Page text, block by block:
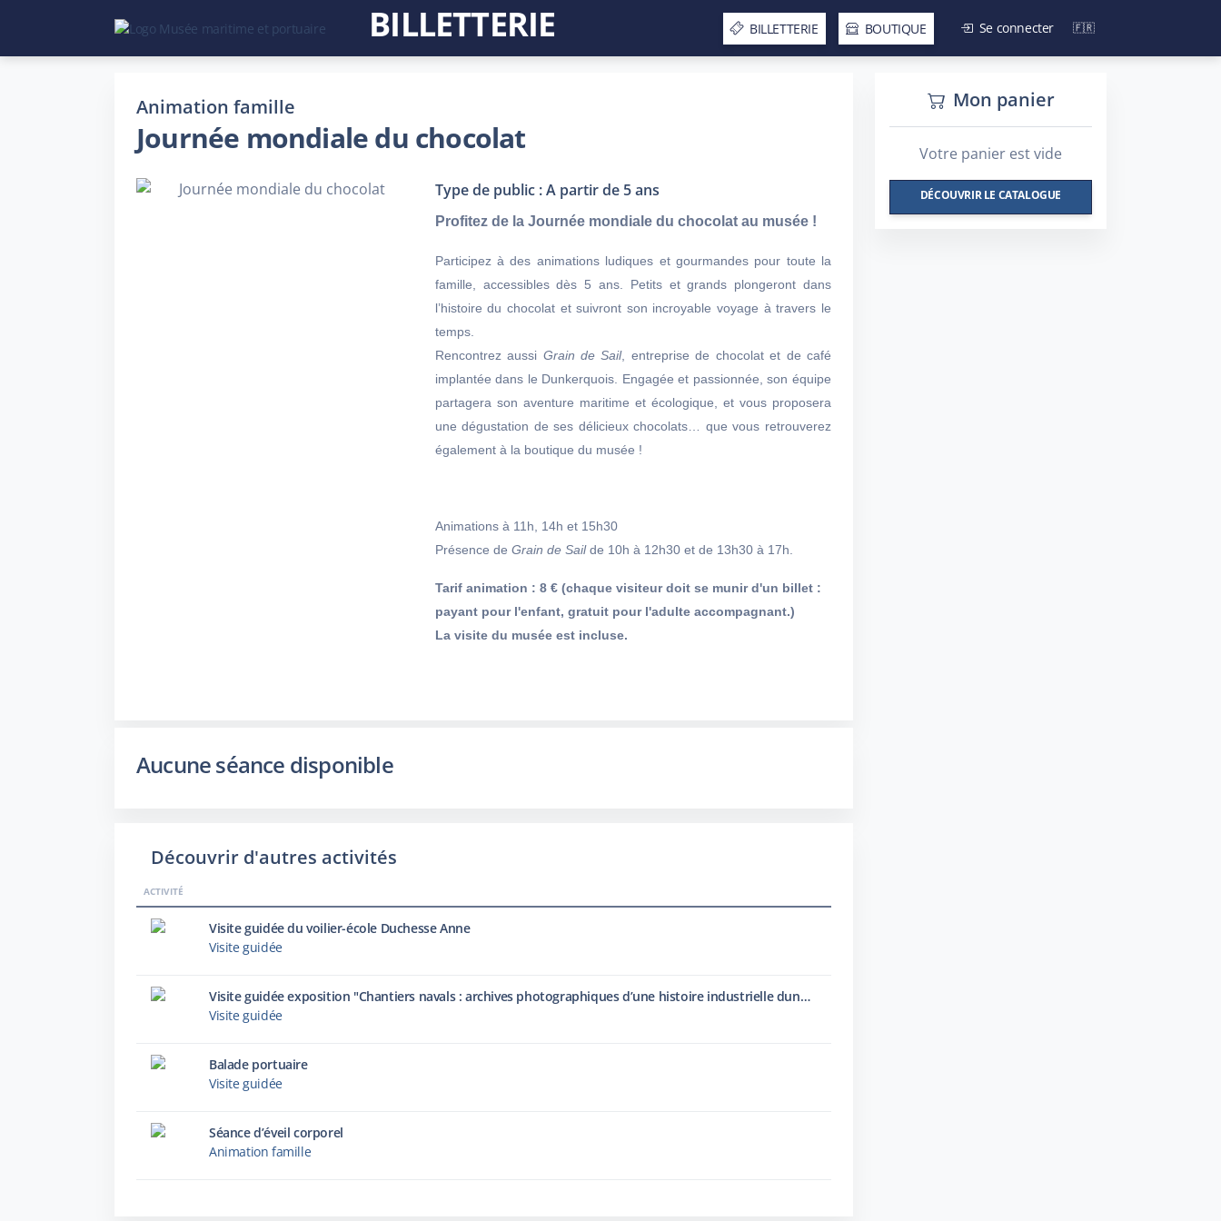
BILLETTERIE BILLETTERIE BOUTIQUE Se connecter
Animation famille
Journée mondiale du chocolat
Type de public : A partir de 5 ans
Profitez de la Journée mondiale du chocolat au musée !
Participez à des animations ludiques et gourmandes pour toute la
famille, accessibles dès 5 ans. Petits et grands plongeront dans
l’histoire du chocolat et suivront son incroyable voyage à travers le
temps.
Rencontrez aussi Grain de Sail, entreprise de chocolat et de café
implantée dans le Dunkerquois. Engagée et passionnée, son équipe
partagera son aventure maritime et écologique, et vous proposera
une dégustation de ses délicieux chocolats… que vous retrouverez
également à la boutique du musée !
Animations à 11h, 14h et 15h30
Présence de Grain de Sailde 10h à 12h30 et de 13h30 à 17h.
Tarif animation : 8 € (chaque visiteur doit se munir d'un billet :
payant pour l'enfant, gratuit pour l'adulte accompagnant.)
La visite du musée est incluse.
Aucune séance disponible
Découvrir d'autres activités
ACTIVITÉ
Visite guidée du voilier-école Duchesse Anne
Visite guidée
Visite guidée exposition "Chantiers navals : archives photographiques d’une histoire industrielle dunkerquoise"
Visite guidée
Balade portuaire
Visite guidée
Séance d’éveil corporel
Animation famille
Mon panier
Votre panier est vide
DÉCOUVRIR LE CATALOGUE